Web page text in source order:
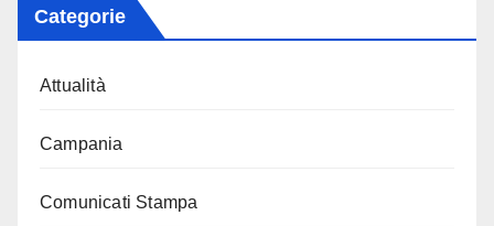
Categorie
Attualità
Campania
Comunicati Stampa